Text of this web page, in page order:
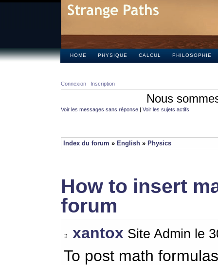
HOME PHYSIQUE CALCUL PHILOSOPHIE
Connexion Inscription
Nous
Voir les messages sans réponse | Voir les sujets actifs
Index du forum » English » Physics
How to insert
forum
xantox Site Admin le
To post math